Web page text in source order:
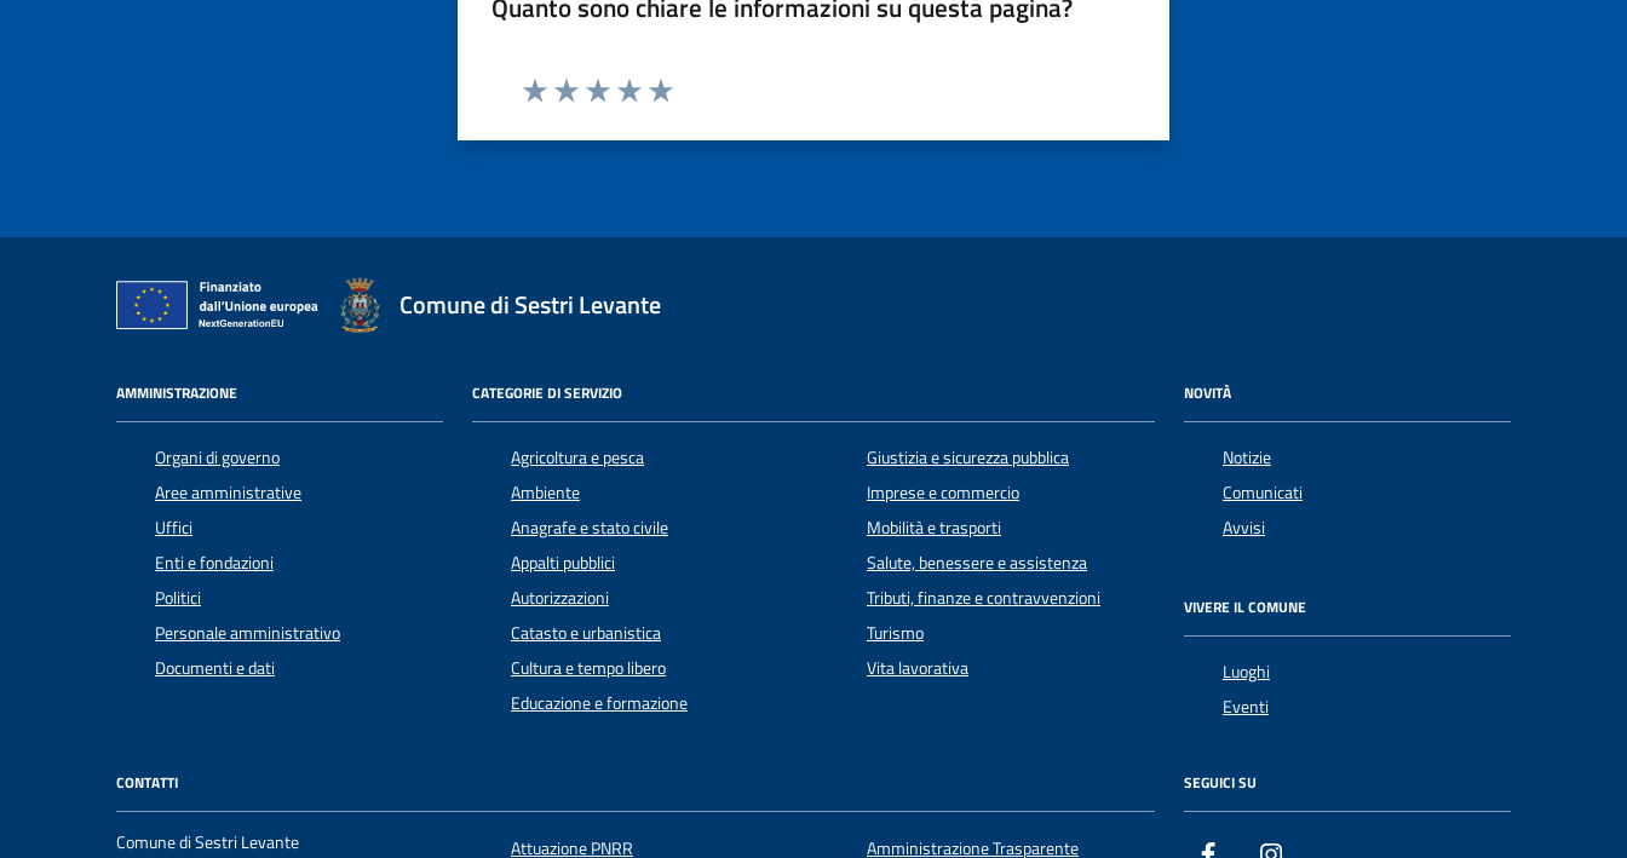
Comune di Sestri Levante
AMMINISTRAZIONE
Organi di governo
Aree amministrative
Uffici
Enti e fondazioni
Politici
Personale amministrativo
Documenti e dati
CATEGORIE DI SERVIZIO
Agricoltura e pesca
Ambiente
Anagrafe e stato civile
Appalti pubblici
Autorizzazioni
Catasto e urbanistica
Cultura e tempo libero
Educazione e formazione
Giustizia e sicurezza pubblica
Imprese e commercio
Mobilità e trasporti
Salute, benessere e assistenza
Tributi, finanze e contravvenzioni
Turismo
Vita lavorativa
NOVITÀ
Notizie
Comunicati
Avvisi
VIVERE IL COMUNE
Luoghi
Eventi
CONTATTI
Comune di Sestri Levante
Attuazione PNRR Amministrazione Trasparente
SEGUICI SU